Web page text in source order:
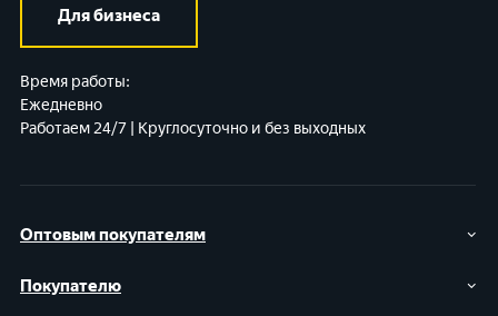
Оптовым покупателям
Покупателю
Для бизнеса
Время работы:
Ежедневно
Работаем 24/7 | Круглосуточно и без выходных